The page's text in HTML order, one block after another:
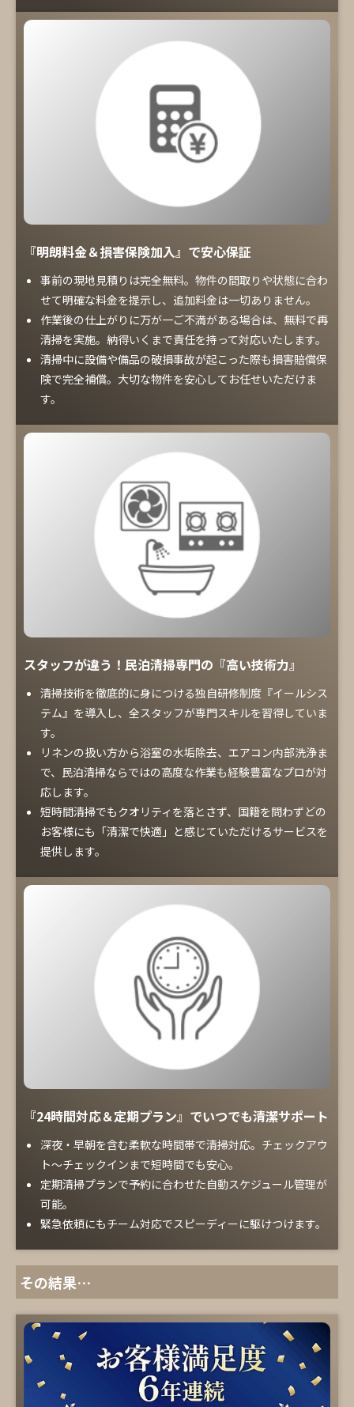
『明朗料金＆損害保険加入』で安心保証
事前の現地見積りは完全無料。物件の間取りや状態に合わ
せて明確な料金を提示し、追加料金は一切ありません。
作業後の仕上がりに万が一ご不満がある場合は、無料で再
清掃を実施。納得いくまで責任を持って対応いたします。
清掃中に設備や備品の破損事故が起こった際も損害賠償保
険で完全補償。大切な物件を安心してお任せいただけま
す。
スタッフが違う！民泊清掃専門の『高い技術力』
清掃技術を徹底的に身につける独自研修制度『イールシス
テム』を導入し、全スタッフが専門スキルを習得していま
す。
リネンの扱い方から浴室の水垢除去、エアコン内部洗浄ま
で、民泊清掃ならではの高度な作業も経験豊富なプロが対
応します。
短時間清掃でもクオリティを落とさず、国籍を問わずどの
お客様にも「清潔で快適」と感じていただけるサービスを
提供します。
『24時間対応＆定期プラン』でいつでも清潔サポート
深夜・早朝を含む柔軟な時間帯で清掃対応。チェックアウ
ト～チェックインまで短時間でも安心。
定期清掃プランで予約に合わせた自動スケジュール管理が
可能。
緊急依頼にもチーム対応でスピーディーに駆けつけます。
その結果…